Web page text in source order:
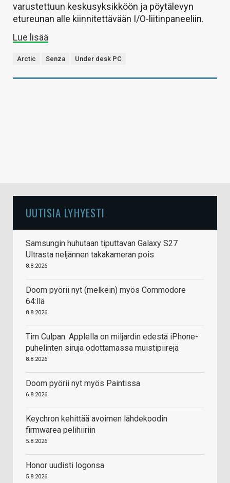
varustettuun keskusyksikköön ja pöytälevyn
etureunan alle kiinnitettävään I/O-liitinpaneeliin.
Lue lisää
Arctic Senza Under desk PC
UUTISIA LYHYESTI
Samsungin huhutaan tiputtavan Galaxy S27
Ultrasta neljännen takakameran pois
8.8.2026
Doom pyörii nyt (melkein) myös Commodore
64:llä
8.8.2026
Tim Culpan: Applella on miljardin edestä iPhone-
puhelinten siruja odottamassa muistipiirejä
8.8.2026
Doom pyörii nyt myös Paintissa
6.8.2026
Keychron kehittää avoimen lähdekoodin
firmwarea pelihiiriin
5.8.2026
Honor uudisti logonsa
5.8.2026